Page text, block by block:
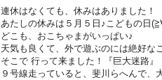
連休はなくても、休みはありました！
あたしの休みは５月５日♪こどもの日
どこも、おこちゃまがいっぱい♪
天気も良くて、外で遊ぶのには絶好な
そこで 行って来ました！『巨大迷路』
９号線走っていると、斐川らへんで、